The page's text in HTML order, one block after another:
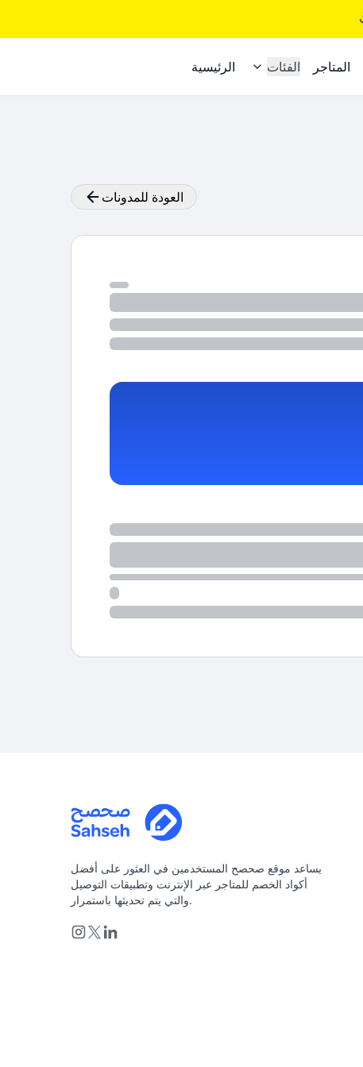
الرئيسية الفئات المتاجر
العودة للمدونات
يساعد موقع صحصح المستخدمين في العثور على أفضل
أكواد الخصم للمتاجر عبر الإنترنت وتطبيقات التوصيل
والتي يتم تحديثها باستمرار.